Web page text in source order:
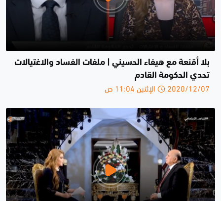
بلا أقنعة مع هيفاء الحسيني | ملفات الفساد والاغتيالات
تحدي الحكومة القادم
2020/12/07 الإثنين 11:04 ص